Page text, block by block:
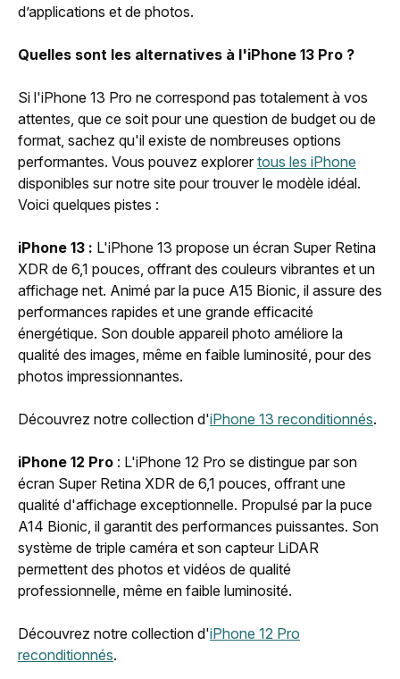
d’applications et de photos.
Quelles sont les alternatives à l'iPhone 13 Pro ?
Si l'iPhone 13 Pro ne correspond pas totalement à vos
attentes, que ce soit pour une question de budget ou de
format, sachez qu'il existe de nombreuses options
performantes. Vous pouvez explorer tous les iPhone
disponibles sur notre site pour trouver le modèle idéal.
Voici quelques pistes :
iPhone 13 : L'iPhone 13 propose un écran Super Retina
XDR de 6,1 pouces, offrant des couleurs vibrantes et un
affichage net. Animé par la puce A15 Bionic, il assure des
performances rapides et une grande efficacité
énergétique. Son double appareil photo améliore la
qualité des images, même en faible luminosité, pour des
photos impressionnantes.
Découvrez notre collection d'iPhone 13 reconditionnés.
iPhone 12 Pro : L'iPhone 12 Pro se distingue par son
écran Super Retina XDR de 6,1 pouces, offrant une
qualité d'affichage exceptionnelle. Propulsé par la puce
A14 Bionic, il garantit des performances puissantes. Son
système de triple caméra et son capteur LiDAR
permettent des photos et vidéos de qualité
professionnelle, même en faible luminosité.
Découvrez notre collection d'iPhone 12 Pro
reconditionnés.